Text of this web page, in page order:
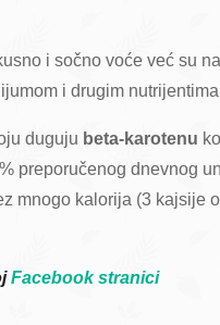
i sočno voće već su
i drugim
duguju beta-karotenu
preporučenog dnevnog
mnogo kalorija (3 kajsije
Facebook stranici